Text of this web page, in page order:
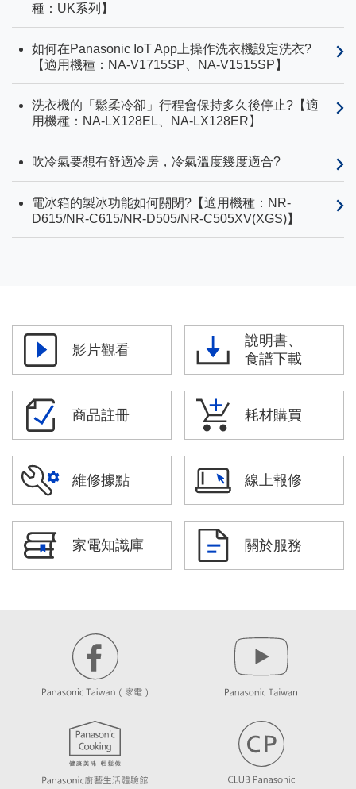
種：UK系列】
如何在Panasonic IoT App上操作洗衣機設定洗衣?
【適用機種：NA-V1715SP、NA-V1515SP】
洗衣機的「鬆柔冷卻」行程會保持多久後停止?【適
用機種：NA-LX128EL、NA-LX128ER】
吹冷氣要想有舒適冷房，冷氣溫度幾度適合?
電冰箱的製冰功能如何關閉?【適用機種：NR-
D615/NR-C615/NR-D505/NR-C505XV(XGS)】
影片觀看
說明書、
食譜下載
商品註冊 耗材購買
維修據點 線上報修
家電知識庫 關於服務